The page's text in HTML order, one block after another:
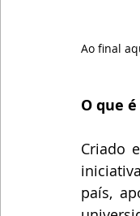
Ao final
O que
Criado
país,